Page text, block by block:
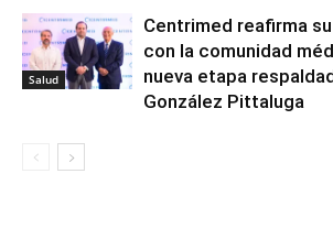
Salud
Centrimed reafirma
con la comunidad
nueva etapa
González Pittaluga